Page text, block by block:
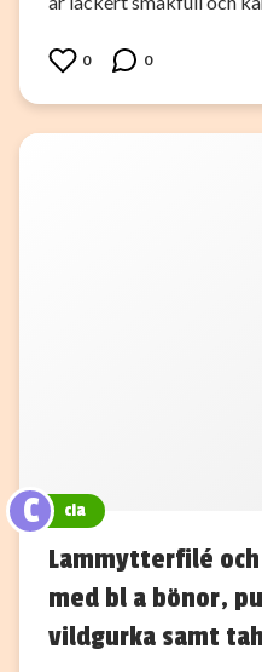
0 0
C cia
Lammytterfilé
med bl a bönor,
vildgurka samt